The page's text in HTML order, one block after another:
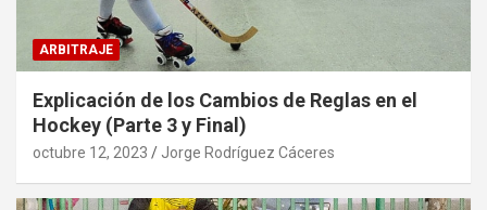
ARBITRAJE
Explicación de los Cambios de Reglas en el
Hockey (Parte 3 y Final)
octubre 12, 2023 Jorge Rodríguez Cáceres